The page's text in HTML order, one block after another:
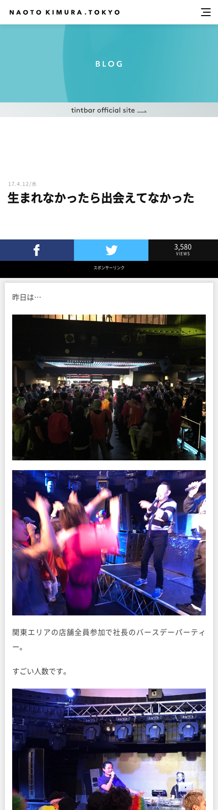
17.4.12/水
生まれなかったら出会えてなかった
Twitterでツイート
3,580
VIEWS
スポンサーリンク
昨日は…
関東エリアの店舗全員参加で社長のバースデーパーティ
ー。
すごい人数です。